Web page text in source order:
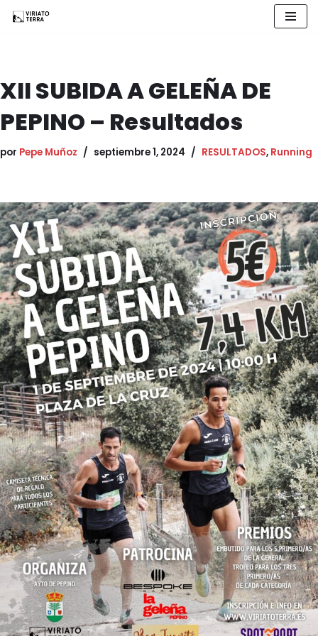
XII SUBIDA A GELEÑA DE
PEPINO – Resultados
por Pepe Muñoz septiembre 1, 2024 RESULTADOS, Running